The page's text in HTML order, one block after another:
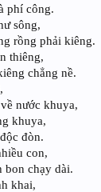
phí công.
sông,
rồng phải kiêng.
thiêng,
chẳng nề.
nước khuya,
khuya,
đòn.
con,
bon chạy dài.
khai,